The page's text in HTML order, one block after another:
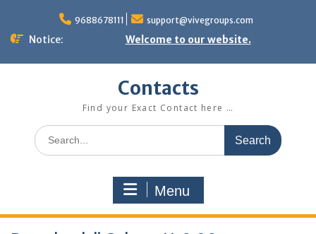
content
9688678111 support@vivegroups.com
Notice: Welcome to our website.
Contacts
Find your Exact Contact here …
Search
for:
Menu